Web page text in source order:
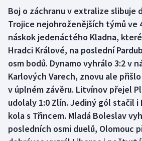
Box
Curling
Dostihy
Florbal
Futsal
Boj o záchranu v extralize slibuje
Trojice nejohroženějších týmů ve
náskok jedenáctého Kladna,
Hradci Králové, na poslední
osm bodů. Dynamo vyhrálo 3:2 v
Karlových Varech, znovu ale
v úplném závěru. Litvínov přejel
udolaly 1:0 Zlín. Jediný gól stačil
kola s Třincem. Mladá Boleslav
posledních osmi duelů, Olomouc